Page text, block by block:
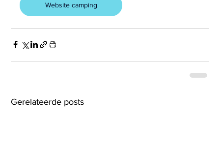
Website camping
Gerelateerde posts